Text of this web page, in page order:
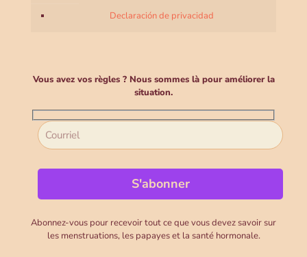
Declaración de privacidad
Vous avez vos règles ? Nous sommes là pour améliorer la
situation.
Abonnez-vous pour recevoir tout ce que vous devez savoir sur
les menstruations, les papayes et la santé hormonale.